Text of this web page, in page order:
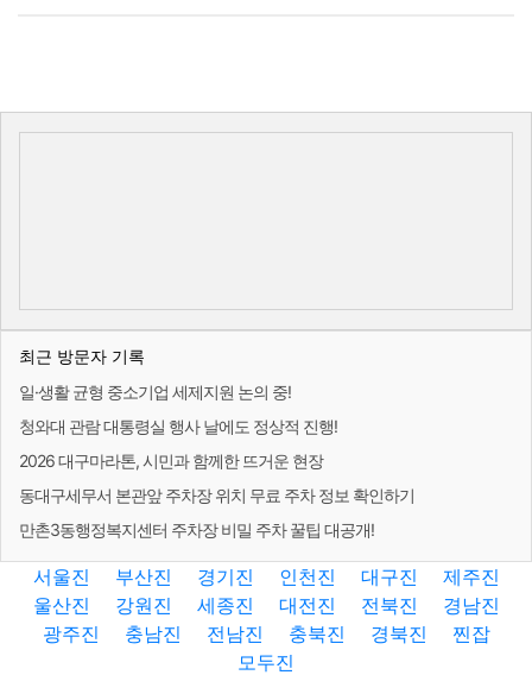
최근 방문자 기록
일·생활 균형 중소기업 세제지원 논의 중!
청와대 관람 대통령실 행사 날에도 정상적 진행!
2026 대구마라톤, 시민과 함께한 뜨거운 현장
동대구세무서 본관앞 주차장 위치 무료 주차 정보 확인하기
만촌3동행정복지센터 주차장 비밀 주차 꿀팁 대공개!
서울진 부산진 경기진 인천진 대구진
제주진
울산진
강원진 세종진 대전진 전북진
경남진
광주진
충남진 전남진 충북진 경북진
찐잡
모두진